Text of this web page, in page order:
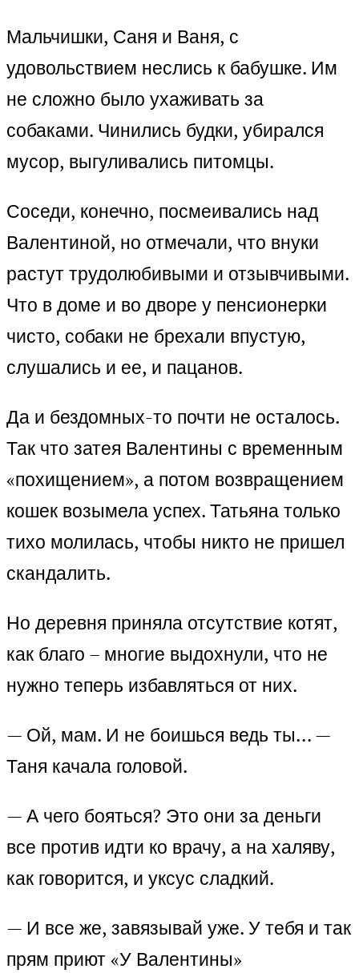
Мальчишки, Саня и Ваня, с
удовольствием неслись к бабушке. Им
не сложно было ухаживать за
собаками. Чинились будки, убирался
мусор, выгуливались питомцы.
Соседи, конечно, посмеивались над
Валентиной, но отмечали, что внуки
растут трудолюбивыми и отзывчивыми.
Что в доме и во дворе у пенсионерки
чисто, собаки не брехали впустую,
слушались и ее, и пацанов.
Да и бездомных-то почти не осталось.
Так что затея Валентины с временным
«похищением», а потом возвращением
кошек возымела успех. Татьяна только
тихо молилась, чтобы никто не пришел
скандалить.
Но деревня приняла отсутствие котят,
как благо – многие выдохнули, что не
нужно теперь избавляться от них.
— Ой, мам. И не боишься ведь ты… —
Таня качала головой.
— А чего бояться? Это они за деньги
все против идти ко врачу, а на халяву,
как говорится, и уксус сладкий.
— И все же, завязывай уже. У тебя и так
прям приют «У Валентины»